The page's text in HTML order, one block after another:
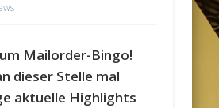
Mailorder-Bingo!
dieser Stelle mal
aktuelle Highlights